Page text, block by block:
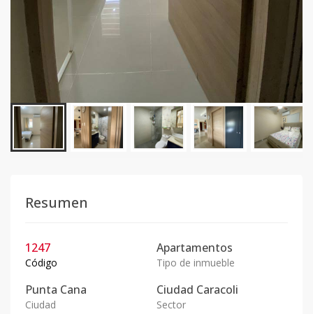
Resumen
1247
Código
Apartamentos
Tipo de inmueble
Punta Cana
Ciudad
Ciudad Caracoli
Sector